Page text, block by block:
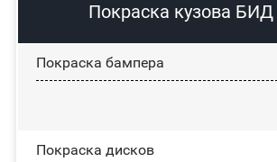
Покраска кузова БИД
Покраска бампера
Покраска дисков